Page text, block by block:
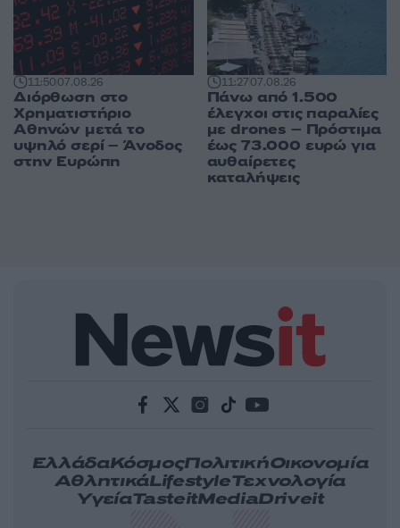
11:5007.08.26
Διόρθωση στο
Χρηματιστήριο
Αθηνών μετά το
υψηλό σερί – Άνοδος
στην Ευρώπη
11:2707.08.26
Πάνω από 1.500
έλεγχοι στις παραλίες
με drones – Πρόστιμα
έως 73.000 ευρώ για
αυθαίρετες
καταλήψεις
ΕλλάδαΚόσμοςΠολιτικήΟικονομία
ΑθλητικάLifestyleΤεχνολογία
ΥγείαTasteitMediaDriveit